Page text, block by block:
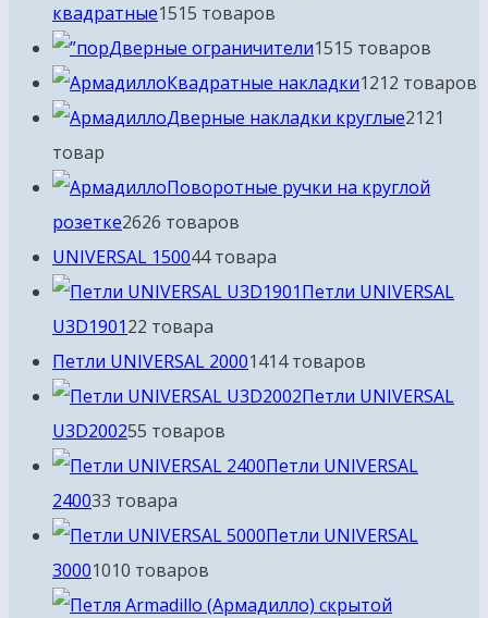
квадратные1515 товаров
Дверные ограничители1515 товаров
Квадратные накладки1212 товаров
Дверные накладки круглые2121
товар
Поворотные ручки на круглой
розетке2626 товаров
UNIVERSAL 150044 товара
Петли UNIVERSAL
U3D190122 товара
Петли UNIVERSAL 20001414 товаров
Петли UNIVERSAL
U3D200255 товаров
Петли UNIVERSAL
240033 товара
Петли UNIVERSAL
30001010 товаров